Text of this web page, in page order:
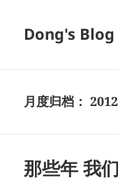
Dong's Blog
月度归档：
那些年 我